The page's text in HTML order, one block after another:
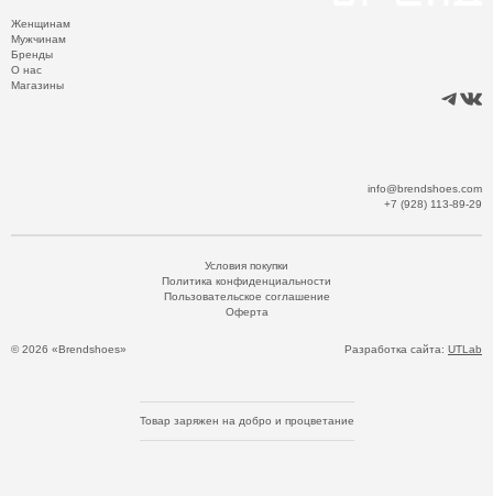
Женщинам
Мужчинам
Бренды
О нас
Магазины
info@brendshoes.com
+7 (928) 113-89-29
© 2026 «Brendshoes»
Условия покупки
Политика конфиденциальности
Пользовательское соглашение
Оферта
Разработка сайта: UTLab
Товар заряжен на добро и процветание